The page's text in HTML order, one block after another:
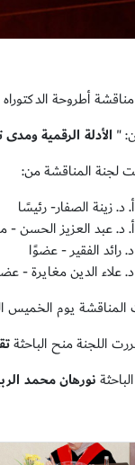
أطروحة الدكتوراه
" الأدلة الرقمية
لجنة المناقشة من:
أ. د. زينة الصفار- رئيسًا
أ. د. عبد العزيز الحسن -
د. رائد الفقير - عضوًا
د. علاء الدين مغايرة -
الخميس الموافق 24 أبريل 2025 في تمام الساعة 11:00
اللجنة منح الباحثة
نورهان محمد